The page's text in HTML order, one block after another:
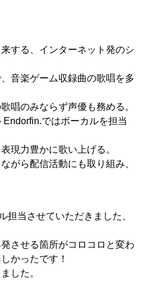
する、インターネット発のシ
音楽ゲーム収録曲の歌唱を多
唱のみならず声優も務める。
ではボーカルを担当
現力豊かに歌い上げる。
がら配信活動にも取り組み、
担当させていただきました、
させる箇所がコロコロと変わ
かったです！
した。